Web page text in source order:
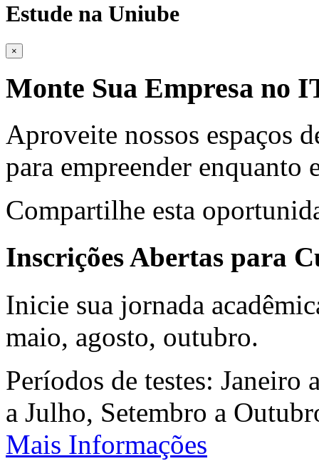
Estude na Uniube
×
Monte Sua Empresa no
Aproveite nossos espaços
para empreender enquanto
Compartilhe esta
Inscrições Abertas para
Inicie sua jornada
maio, agosto, outubro.
Períodos de testes:
a Julho, Setembro a
Mais Informações